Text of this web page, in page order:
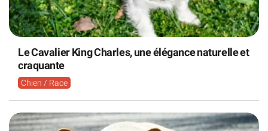
Le Cavalier King Charles, une élégance naturelle et
craquante
Chien / Race